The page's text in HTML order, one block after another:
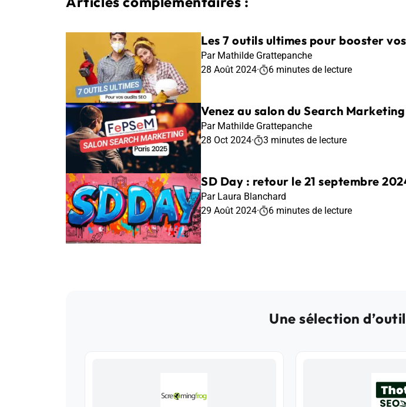
Les 7 outils ultimes pour booster
Par Mathilde Grattepanche
28 Août 2024· 6 minutes de lecture
Venez au salon du Search
Par Mathilde Grattepanche
28 Oct 2024· 3 minutes de lecture
SD Day : retour le 21 septembre
Par Laura Blanchard
29 Août 2024· 6 minutes de lecture
Une sélection